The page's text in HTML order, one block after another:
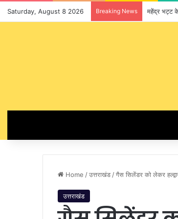
Saturday, August 8 2026 Breaking News महेंद्र भट्ट
Home /उत्तराखंड /गैस सिलेंडर को लेकर
उत्तराखंड